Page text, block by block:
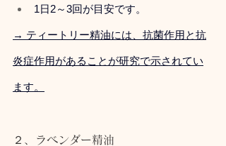
1日2～3回が目安です。
→ ティートリー精油には、抗菌作用と抗
炎症作用があることが研究で示されてい
ます。
２、ラベンダー精油